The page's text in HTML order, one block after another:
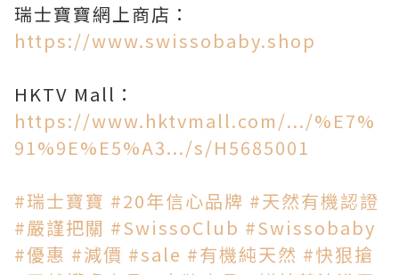
瑞士寶寶網上商店：
https://www.swissobaby.shop
HKTV Mall：
https://www.hktvmall.com/.../%E7%
91%9E%E5%A3.../s/H5685001
#瑞士寶寶 #20年信心品牌 #天然有機認證
#嚴謹把關 #SwissoClub #Swissobaby
#優惠 #減價 #sale #有機純天然 #快狠搶